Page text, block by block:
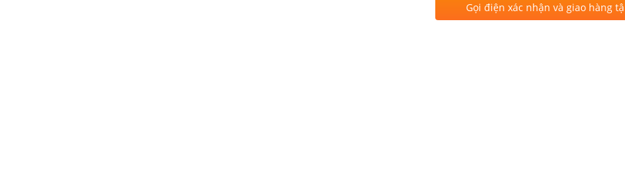
Gọi điện xác nhận và giao hàng